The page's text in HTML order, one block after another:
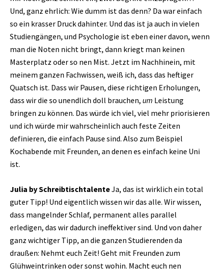
Und, ganz ehrlich: Wie dumm ist das denn? Da war einfach
so ein krasser Druck dahinter. Und das ist ja auch in vielen
Studiengängen, und Psychologie ist eben einer davon, wenn
man die Noten nicht bringt, dann kriegt man keinen
Masterplatz oder so nen Mist. Jetzt im Nachhinein, mit
meinem ganzen Fachwissen, weiß ich, dass das heftiger
Quatsch ist. Dass wir Pausen, diese richtigen Erholungen,
dass wir die so unendlich doll brauchen, um Leistung
bringen zu können. Das würde ich viel, viel mehr priorisieren
und ich würde mir wahrscheinlich auch feste Zeiten
definieren, die einfach Pause sind. Also zum Beispiel
Kochabende mit Freunden, an denen es einfach keine Uni
ist.
Julia by SchreibtischtalenteJa, das ist wirklich ein total
guter Tipp! Und eigentlich wissen wir das alle. Wir wissen,
dass mangelnder Schlaf, permanent alles parallel
erledigen, das wir dadurch ineffektiver sind. Und von daher
ganz wichtiger Tipp, an die ganzen Studierenden da
draußen: Nehmt euch Zeit! Geht mit Freunden zum
Glühweintrinken oder sonst wohin. Macht euch nen